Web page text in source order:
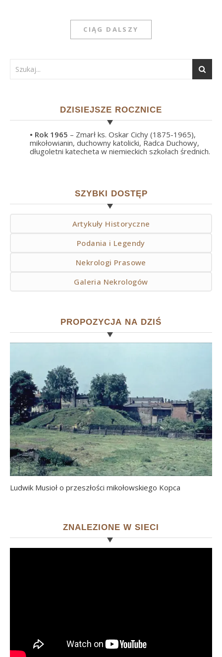
CIĄG DALSZY
DZISIEJSZE ROCZNICE
• Rok 1965 – Zmarł ks. Oskar Cichy (1875-1965),
mikołowianin, duchowny katolicki, Radca Duchowy,
długoletni katecheta w niemieckich szkołach średnich.
SZYBKI DOSTĘP
Artykuły Historyczne
Podania i Legendy
Nekrologi Prasowe
Galeria Nekrologów
PROPOZYCJA NA DZIŚ
Ludwik Musioł o przeszłości mikołowskiego Kopca
ZNALEZIONE W SIECI